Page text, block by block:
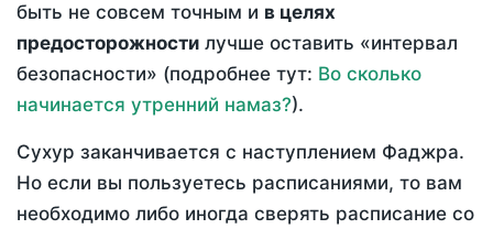
быть не совсем точным и в целях
предосторожности лучше оставить «интервал
безопасности» (подробнее тут: Во сколько
начинается утренний намаз?).
Сухур заканчивается с наступлением Фаджра.
Но если вы пользуетесь расписаниями, то вам
необходимо либо иногда сверять расписание со